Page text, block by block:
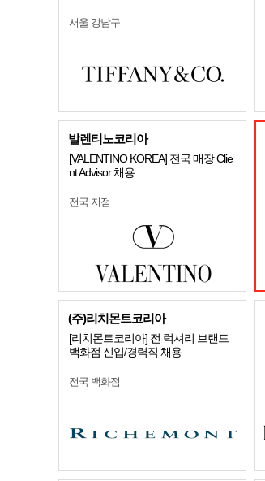
서울 강남구
발렌티노코리아
[VALENTINO KOREA] 전국 매장 Clie
nt Advisor 채용
전국 지점
(주)리치몬트코리아
[리치몬트코리아] 전 럭셔리 브랜드
백화점 신입/경력직 채용
전국 백화점